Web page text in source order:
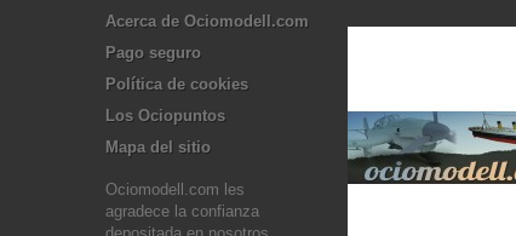
Acerca de Ociomodell.com
Pago seguro
Política de cookies
Los Ociopuntos
Mapa del sitio
Ociomodell.com les
agradece la confianza